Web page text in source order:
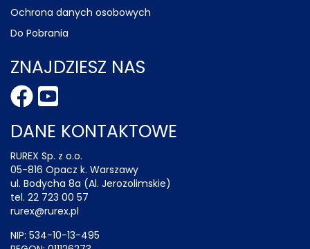
Ochrona danych osobowych
Do Pobrania
ZNAJDZIESZ NAS
DANE KONTAKTOWE
RUREX Sp. z o.o.
05-816 Opacz k. Warszawy
ul. Bodycha 8a (Al. Jerozolimskie)
tel. 22 723 00 57
rurex@rurex.pl
NIP: 534-10-13-495